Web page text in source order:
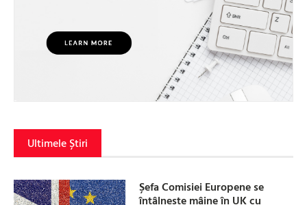
Ultimele Știri
Șefa Comisiei Europene se
întâlnește mâine în UK cu